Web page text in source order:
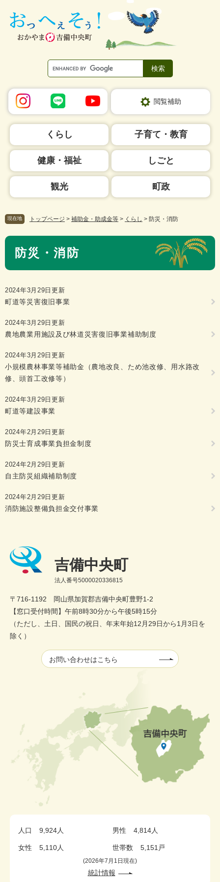
閲覧補助
くらし 子育て・教育
健康・福祉 しごと
観光 町政
現在地 トップページ > 補助金・助成金等 > くらし > 防災・消防
本
防災・消防
2024年3月29日更新
町道等災害復旧事業
2024年3月29日更新
農地農業用施設及び林道災害復旧事業補助制度
2024年3月29日更新
小規模農林事業等補助金（農地改良、ため池改修、用水路改
修、頭首工改修等）
2024年3月29日更新
町道等建設事業
2024年2月29日更新
防災士育成事業負担金制度
2024年2月29日更新
自主防災組織補助制度
2024年2月29日更新
消防施設整備負担金交付事業
吉備中央町
法人番号5000020336815
〒716-1192 岡山県加賀郡吉備中央町豊野1-2
【窓口受付時間】午前8時30分から午後5時15分
（ただし、土日、国民の祝日、年末年始12月29日から1月3日を
除く）
お問い合わせはこちら
人口 9,924人 男性 4,814人
女性 5,110人 世帯数 5,151戸
2026年7月1日現在
統計情報